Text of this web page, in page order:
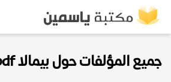
جميع المؤلفات حول بيمالا pdf